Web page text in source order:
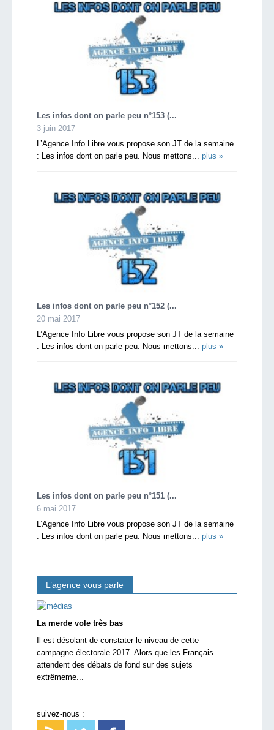
Les infos dont on parle peu n°153 (...
3 juin 2017
L’Agence Info Libre vous propose son JT de la semaine
: Les infos dont on parle peu. Nous mettons... plus »
Les infos dont on parle peu n°152 (...
20 mai 2017
L’Agence Info Libre vous propose son JT de la semaine
: Les infos dont on parle peu. Nous mettons... plus »
Les infos dont on parle peu n°151 (...
6 mai 2017
L’Agence Info Libre vous propose son JT de la semaine
: Les infos dont on parle peu. Nous mettons... plus »
L’agence vous parle
La merde vole très bas
Il est désolant de constater le niveau de cette
campagne électorale 2017. Alors que les Français
attendent des débats de fond sur des sujets
extrêmeme...
suivez-nous :